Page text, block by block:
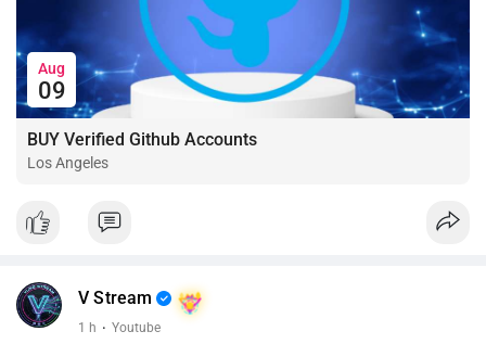
Aug
09
BUY Verified Github Accounts
Los Angeles
V Stream
1 h · Youtube